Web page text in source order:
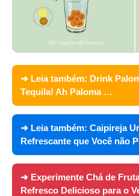
➜ Leia também: Drink
Tequila! Ah Paloma …
➜ Leia também: Caipireja
Refrescante que Você não
➜ Experimente Chá de
Refresco Delicioso para o